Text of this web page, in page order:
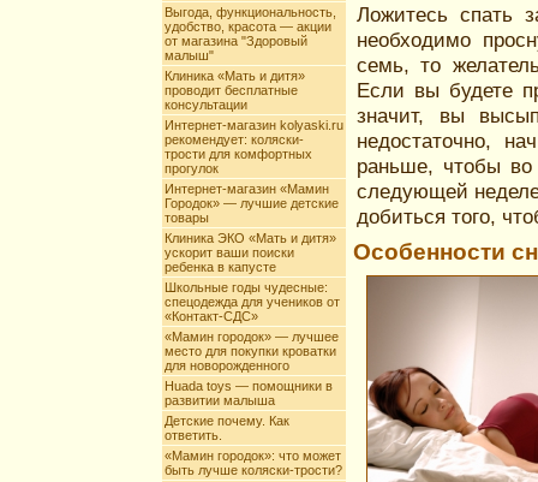
Выгода, функциональность,
удобство, красота — акции
от магазина "Здоровый
малыш"
Клиника «Мать и дитя»
проводит бесплатные
консультации
Интернет-магазин kolyaski.ru
рекомендует: коляски-
трости для комфортных
прогулок
Интернет-магазин «Мамин
Городок» — лучшие детские
товары
Клиника ЭКО «Мать и дитя»
ускорит ваши поиски
ребенка в капусте
Школьные годы чудесные:
спецодежда для учеников от
«Контакт-СДС»
«Мамин городок» — лучшее
место для покупки кроватки
для новорожденного
Huada toys — помощники в
развитии малыша
Детские почему. Как
ответить.
«Мамин городок»: что может
быть лучше коляски-трости?
Ложитесь спать
необходимо
семь, то
Если вы будете
значит, вы
недостаточно,
раньше, чтобы
следующей
добиться того,
Особенности